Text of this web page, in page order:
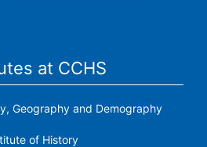
at CCHS
Geography and Demography
of History